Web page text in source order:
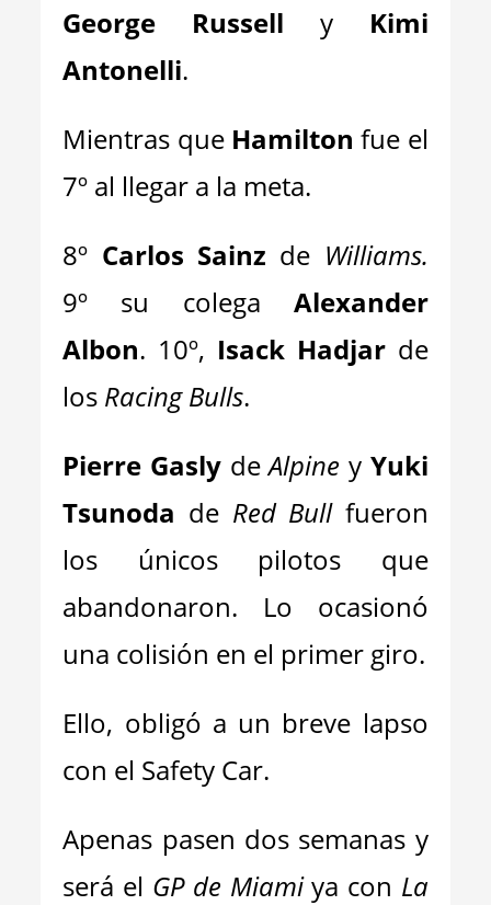
George Russell y Kimi
Antonelli.
Mientras que Hamilton fue el
7º al llegar a la meta.
8º Carlos Sainz de Williams.
9º su colega Alexander
Albon. 10º, Isack Hadjarde
los Racing Bulls.
Pierre Gasly deAlpine y Yuki
Tsunoda de Red Bullfueron
los únicos pilotos que
abandonaron. Lo ocasionó
una colisión en el primer giro.
Ello, obligó a un breve lapso
con el Safety Car.
Apenas pasen dos semanas y
será el GP de Miamiya con La